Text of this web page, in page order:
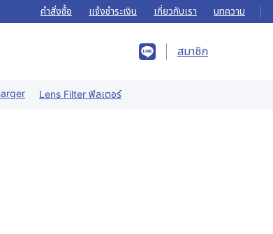
คำสั่งซื้อ แจ้งชำระเงิน เกี่ยวกับเรา บทความ
สมาชิก
Lens Filter ฟิลเตอร์